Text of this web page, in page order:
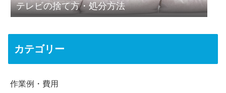
テレビの捨て方・処分方法
カテゴリー
作業例・費用